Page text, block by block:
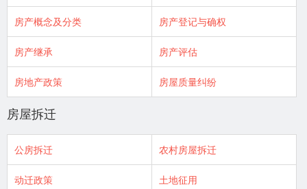
房产概念及分类 房产登记与确权
房产继承 房产评估
房地产政策 房屋质量纠纷
房屋拆迁
公房拆迁 农村房屋拆迁
动迁政策 土地征用